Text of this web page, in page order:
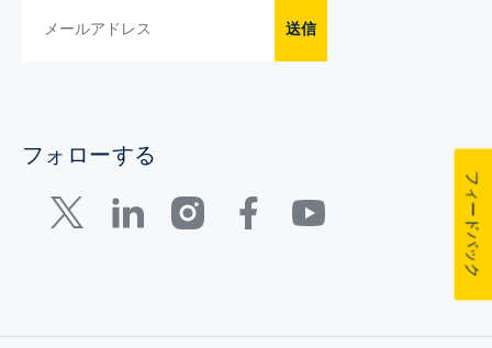
送信
フォローする
フィードバック